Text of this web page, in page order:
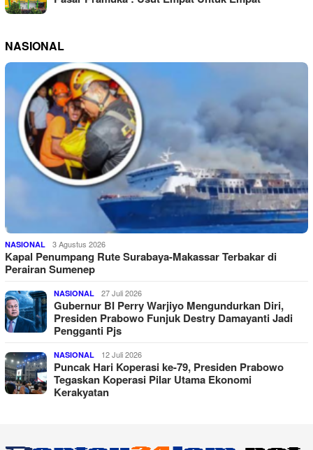
NASIONAL
NASIONAL 3 Agustus 2026
Kapal Penumpang Rute Surabaya-Makassar Terbakar di
Perairan Sumenep
NASIONAL 27 Juli 2026
Gubernur BI Perry Warjiyo Mengundurkan Diri,
Presiden Prabowo Funjuk Destry Damayanti Jadi
Pengganti Pjs
NASIONAL 12 Juli 2026
Puncak Hari Koperasi ke-79, Presiden Prabowo
Tegaskan Koperasi Pilar Utama Ekonomi
Kerakyatan